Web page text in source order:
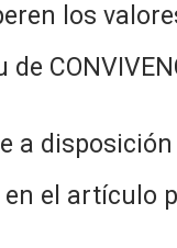
los
a
el artículo